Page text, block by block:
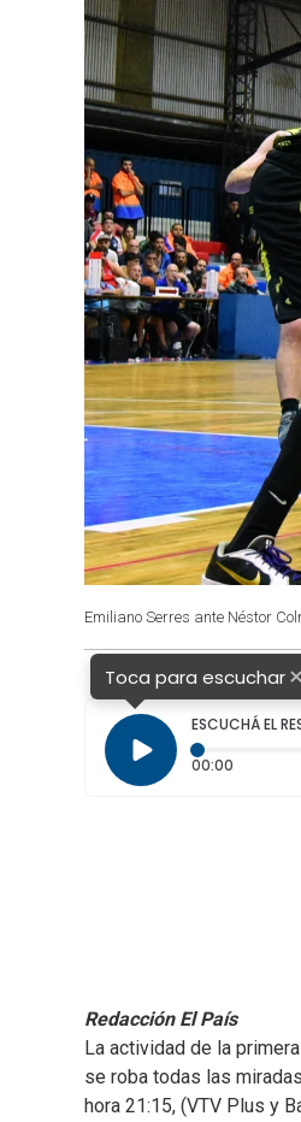
Emiliano Serres ante Néstor
Toca para escuchar×
ESCUCHÁ EL
00:00
Redacción El País
La actividad de la
se roba todas las
hora 21:15, (VTV Plus y